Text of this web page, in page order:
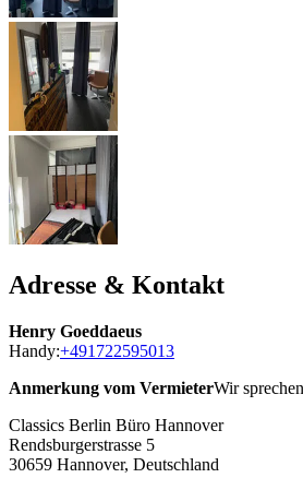
Adresse & Kontakt
Henry Goeddaeus
Handy:+491722595013
Anmerkung vom VermieterWir
Classics Berlin Büro Hannover
Rendsburgerstrasse 5
30659 Hannover, Deutschland